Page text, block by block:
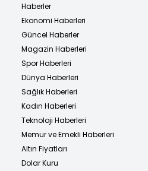
Haberler
Ekonomi Haberleri
Güncel Haberler
Magazin Haberleri
Spor Haberleri
Dünya Haberleri
Sağlık Haberleri
Kadın Haberleri
Teknoloji Haberleri
Memur ve Emekli Haberleri
Altın Fiyatları
Dolar Kuru